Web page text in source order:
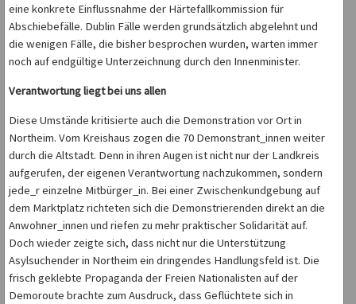
eine konkrete Einflussnahme der Härtefallkommission für
Abschiebefälle. Dublin Fälle werden grundsätzlich abgelehnt und
die wenigen Fälle, die bisher besprochen wurden, warten immer
noch auf endgültige Unterzeichnung durch den Innenminister.
Verantwortung liegt bei uns allen
Diese Umstände kritisierte auch die Demonstration vor Ort in
Northeim. Vom Kreishaus zogen die 70 Demonstrant_innen weiter
durch die Altstadt. Denn in ihren Augen ist nicht nur der Landkreis
aufgerufen, der eigenen Verantwortung nachzukommen, sondern
jede_r einzelne Mitbürger_in. Bei einer Zwischenkundgebung auf
dem Marktplatz richteten sich die Demonstrierenden direkt an die
Anwohner_innen und riefen zu mehr praktischer Solidarität auf.
Doch wieder zeigte sich, dass nicht nur die Unterstützung
Asylsuchender in Northeim ein dringendes Handlungsfeld ist. Die
frisch geklebte Propaganda der Freien Nationalisten auf der
Demoroute brachte zum Ausdruck, dass Geflüchtete sich in